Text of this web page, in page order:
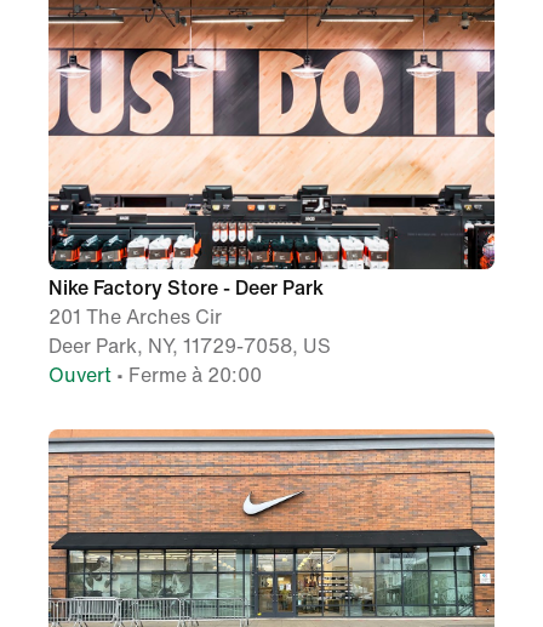
Nike Factory Store - Deer Park
201 The Arches Cir
Deer Park, NY, 11729-7058, US
Ouvert • Ferme à 20:00